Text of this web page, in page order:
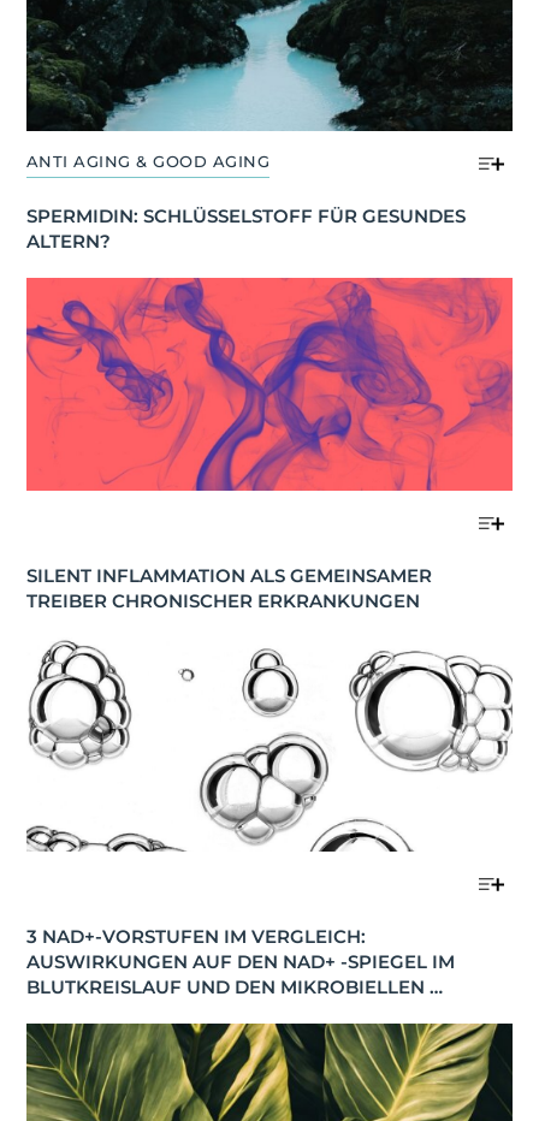
ANTI AGING & GOOD AGING
SPERMIDIN: SCHLÜSSELSTOFF FÜR GESUNDES
ALTERN?
SILENT INFLAMMATION ALS GEMEINSAMER
TREIBER CHRONISCHER ERKRANKUNGEN
3 NAD+-VORSTUFEN IM VERGLEICH:
AUSWIRKUNGEN AUF DEN NAD+ -SPIEGEL IM
BLUTKREISLAUF UND DEN MIKROBIELLEN